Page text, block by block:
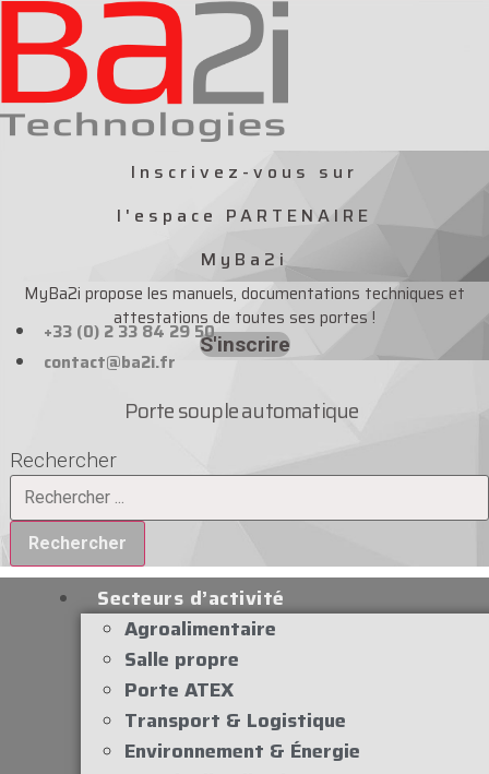
Aller
au
contenu
Inscrivez-vous sur
l'espace PARTENAIRE
MyBa2i
MyBa2i propose les manuels, documentations techniques et
attestations de toutes ses portes !
S'inscrire
+33 (0) 2 33 84 29 50
contact@ba2i.fr
Porte souple automatique
Rechercher
Rechercher
Secteurs d’activité
Agroalimentaire
Salle propre
Porte ATEX
Transport & Logistique
Environnement & Énergie